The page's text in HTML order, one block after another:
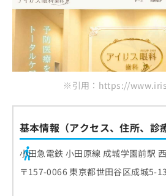
※引用：https://
基本情報（アクセス、住所、診
小田急電鉄 小田原線 成城学園前駅
〒157-0066 東京都世田谷区成城5-